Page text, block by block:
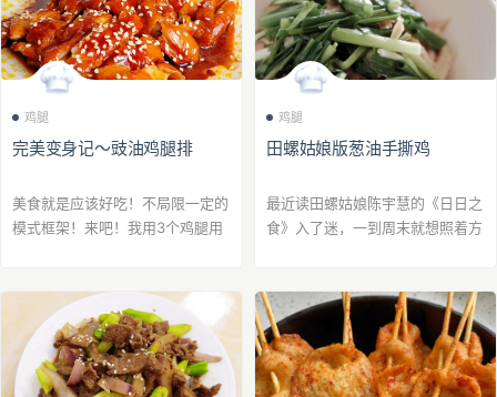
鸡腿
完美变身记～豉油鸡腿排
美食就是应该好吃！不局限一定的
模式框架！来吧！我用3个鸡腿用
鸡腿
田螺姑娘版葱油手撕鸡
最近读田螺姑娘陈宇慧的《日日之
食》入了迷，一到周末就想照着方
汁。